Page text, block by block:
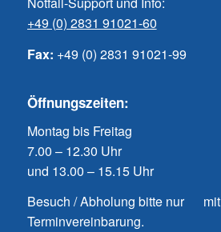
+49 (0) 2831 91021-60
Fax: +49 (0) 2831 91021-99
Öffnungszeiten:
Montag bis Freitag
7.00 – 12.30 Uhr
und 13.00 – 15.15 Uhr
Besuch / Abholung bitte nur mit
Terminvereinbarung.